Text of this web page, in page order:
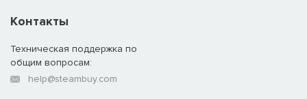
Контакты
Техническая поддержка по
общим вопросам:
help@steambuy.com